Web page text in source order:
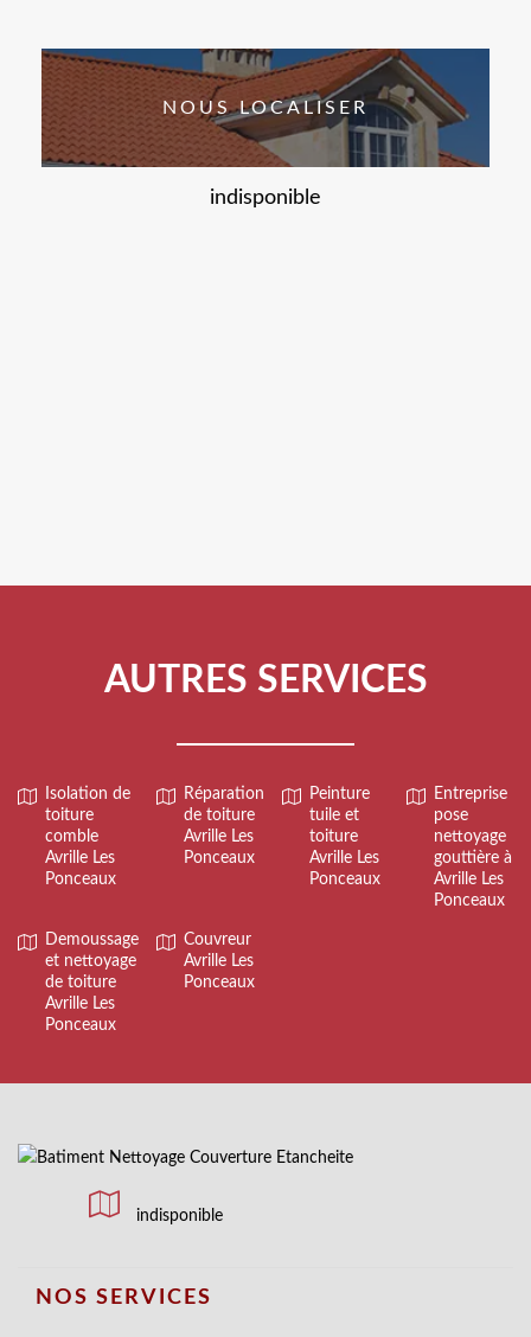
NOUS LOCALISER
indisponible
AUTRES SERVICES
Isolation de
toiture
comble
Avrille Les
Ponceaux
Réparation
de toiture
Avrille Les
Ponceaux
Peinture
tuile et
toiture
Avrille Les
Ponceaux
Entreprise
pose
nettoyage
gouttière à
Avrille Les
Ponceaux
Demoussage
et nettoyage
de toiture
Avrille Les
Ponceaux
Couvreur
Avrille Les
Ponceaux
indisponible
NOS SERVICES